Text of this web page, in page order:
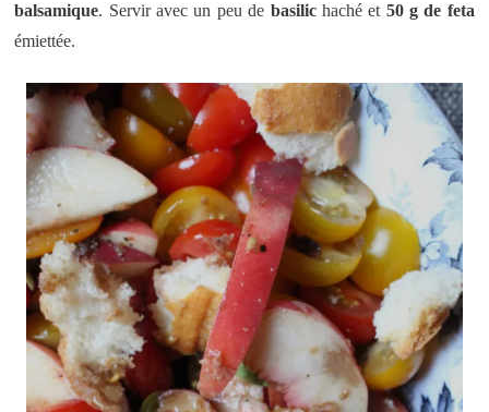
balsamique. Servir avec un peu de basilichaché et 50 g de feta
émiettée.